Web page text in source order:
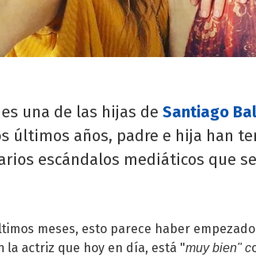
es una de las hijas de Santiago Bal
últimos años, padre e hija han
escándalos mediáticos que
meses, esto parece haber
la actriz que hoy en día, está "muy bien" c